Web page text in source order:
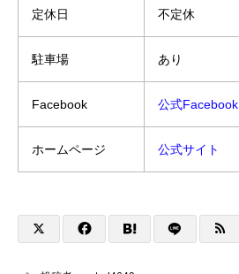
定休日 不定休
駐車場 あり
Facebook 公式Facebook
ホームページ 公式サイト